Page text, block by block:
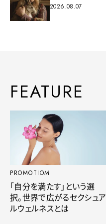
2026.08.07
FEATURE
PROMOTIOM
「自分を満たす」という選
択。世界で広がるセクシュア
ルウェルネスとは